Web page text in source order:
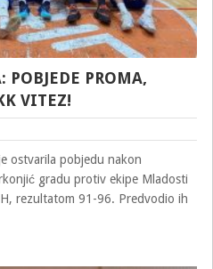
POBJEDE PROMA,
VITEZ!
ostvarila pobjedu nakon
gradu protiv ekipe Mladosti
rezultatom 91-96. Predvodio ih